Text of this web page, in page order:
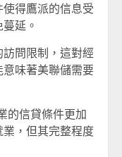
得鷹派的信息受
延。
問限制，這對經
味著美聯儲需要
的信貸條件更加
，但其完整程度